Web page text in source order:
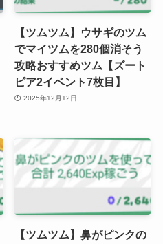
【ツムツム】ウサギのツム
でマイツムを280個消そう
攻略おすすめツム【ズート
ピア2イベント7枚目】
2025年12月12日
【ツムツム】鼻がピンクの